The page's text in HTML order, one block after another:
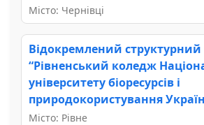
Місто: Чернівці
Відокремлений структурний
“Рівненський коледж
університету біоресурсів і
природокористування
Місто: Рівне